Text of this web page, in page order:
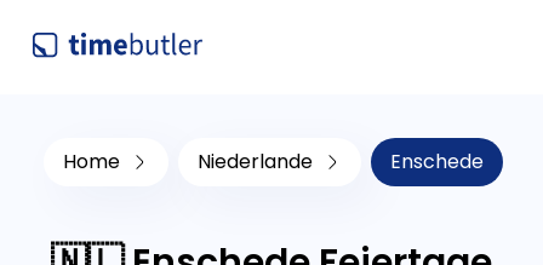
Home Niederlande Enschede